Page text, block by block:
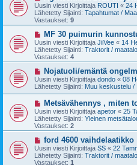
e
s
t
i
u
s
i
v
e
s
t
i
Uusin viesti Kirjoittaja ROUTI « 24
Lähetetty Sijainti: Tapahtumat /
Vastaukset: 9
U
u
s
i
v
e
s
t
MF 30 puimurin
Uusin viesti Kirjoittaja JiiVee « 14
Lähetetty Sijainti: Traktorit /
Vastaukset: 4
U
u
s
i
v
e
s
t
Nojatuoli/emäntä
Uusin viesti Kirjoittaja dondo « 08
Lähetetty Sijainti: Muu keskustelu /
U
u
s
i
v
e
s
t
Metsävähennys , miten
Uusin viesti Kirjoittaja apetor « 25
Lähetetty Sijainti: Yleinen
Vastaukset: 2
U
u
s
i
ford 4600 vaihdelaatikko
Uusin viesti Kirjoittaja SS « 22
Lähetetty Sijainti: Traktorit /
Vastaukset: 1